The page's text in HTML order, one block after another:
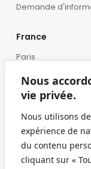
Nous
vie privée.
Nous utilisons
expérience de
du contenu
cliquant sur «
Demande
France
Paris
Lille
Bordeaux
Toulose